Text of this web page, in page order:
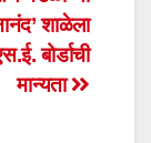
शाळेला
बोर्डाची
मान्यता